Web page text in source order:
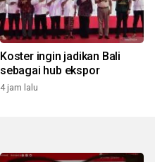
Koster ingin jadikan Bali
sebagai hub ekspor
4 jam lalu